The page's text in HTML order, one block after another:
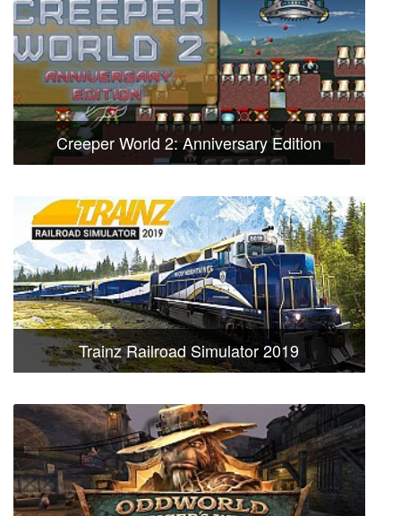
Creeper World 2: Anniversary Edition
Trainz Railroad Simulator 2019